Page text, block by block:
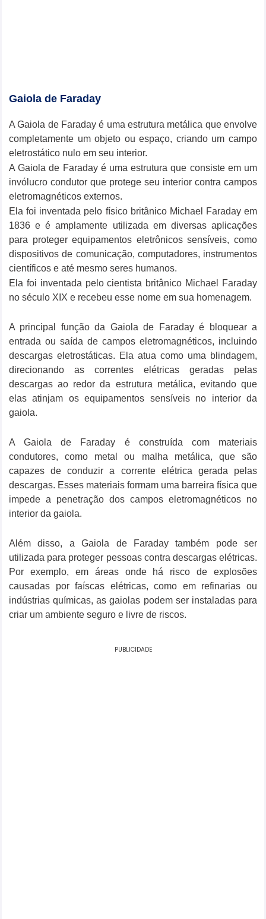
Gaiola de Faraday
A Gaiola de Faraday é uma estrutura metálica que envolve
completamente um objeto ou espaço, criando um campo
eletrostático nulo em seu interior.
A Gaiola de Faraday é uma estrutura que consiste em um
invólucro condutor que protege seu interior contra campos
eletromagnéticos externos.
Ela foi inventada pelo físico britânico Michael Faraday em
1836 e é amplamente utilizada em diversas aplicações
para proteger equipamentos eletrônicos sensíveis, como
dispositivos de comunicação, computadores, instrumentos
científicos e até mesmo seres humanos.
Ela foi inventada pelo cientista britânico Michael Faraday
no século XIX e recebeu esse nome em sua homenagem.
A principal função da Gaiola de Faraday é bloquear a
entrada ou saída de campos eletromagnéticos, incluindo
descargas eletrostáticas. Ela atua como uma blindagem,
direcionando as correntes elétricas geradas pelas
descargas ao redor da estrutura metálica, evitando que
elas atinjam os equipamentos sensíveis no interior da
gaiola.
A Gaiola de Faraday é construída com materiais
condutores, como metal ou malha metálica, que são
capazes de conduzir a corrente elétrica gerada pelas
descargas. Esses materiais formam uma barreira física que
impede a penetração dos campos eletromagnéticos no
interior da gaiola.
Além disso, a Gaiola de Faraday também pode ser
utilizada para proteger pessoas contra descargas elétricas.
Por exemplo, em áreas onde há risco de explosões
causadas por faíscas elétricas, como em refinarias ou
indústrias químicas, as gaiolas podem ser instaladas para
criar um ambiente seguro e livre de riscos.
PUBLICIDADE